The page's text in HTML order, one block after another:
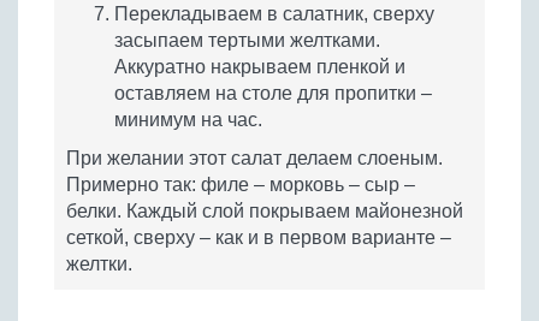
Перекладываем в салатник, сверху
засыпаем тертыми желтками.
Аккуратно накрываем пленкой и
оставляем на столе для пропитки –
минимум на час.
При желании этот салат делаем слоеным.
Примерно так: филе – морковь – сыр –
белки. Каждый слой покрываем майонезной
сеткой, сверху – как и в первом варианте –
желтки.